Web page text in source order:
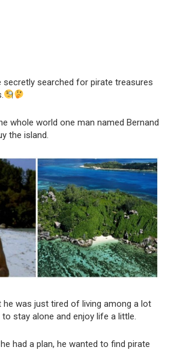
searched for pirate treasures
whole world one man named Bernand
the island.
he was just tired of living among a lot
stay alone and enjoy life a little.
had a plan, he wanted to find pirate